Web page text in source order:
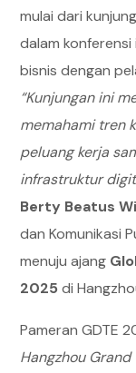
mulai dari
dalam
bisnis dengan
“Kunjungan ini
memahami tren
peluang kerja
infrastruktur
Berty Beatus
dan Komunikasi
menuju ajang
2025 di
Pameran GDTE
Hangzhou